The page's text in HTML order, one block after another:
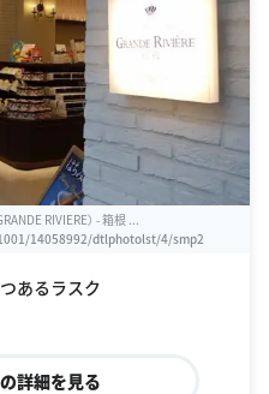
RIVIERE） - 箱根 ...
14058992/dtlphotolst/4/smp2
あるラスク
詳細を見る